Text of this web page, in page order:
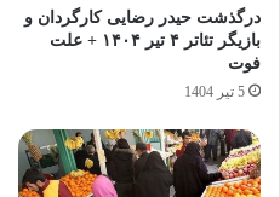
درگذشت حیدر رضایی کارگردان و
بازیگر تئاتر ۴ تیر ۱۴۰۴ + علت
فوت
5 تیر 1404